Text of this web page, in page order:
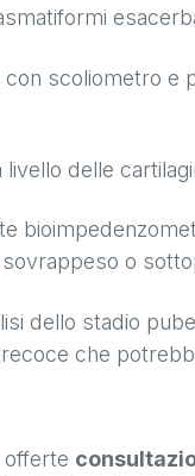
con scoliometro e
livello delle
o
dello stadio
che
offerte